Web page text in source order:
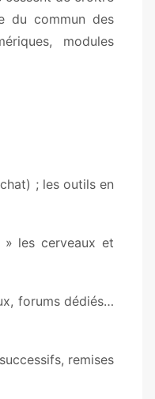
du commun des
modules
; les outils en
les cerveaux et
forums dédiés…
remises